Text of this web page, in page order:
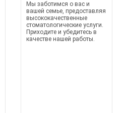
Мы заботимся о вас и
вашей семье, предоставляя
высококачественные
стоматологические услуги.
Приходите и убедитесь в
качестве нашей работы.